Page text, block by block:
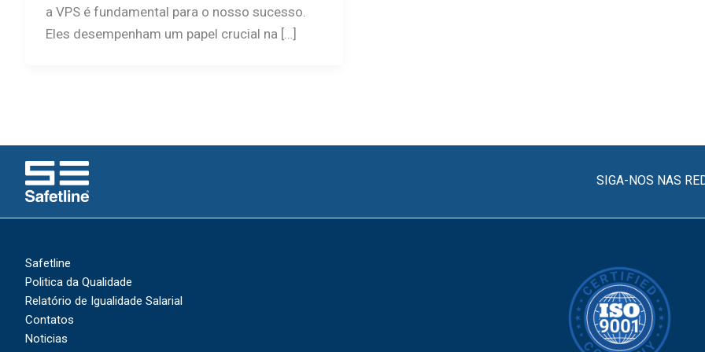
a VPS é fundamental para o nosso sucesso.
Eles desempenham um papel crucial na […]
SIGA-NOS NAS
Safetline
Politica da Qualidade
Relatório de Igualidade Salarial
Contatos
Noticias